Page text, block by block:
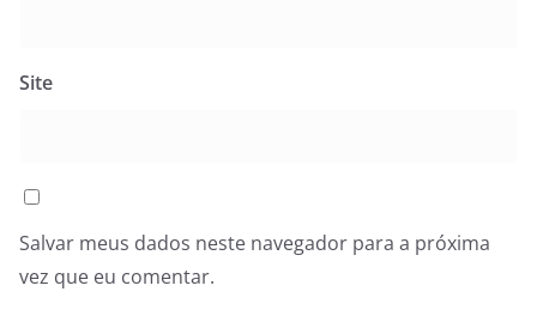
Site
Salvar meus dados neste navegador para a próxima
vez que eu comentar.